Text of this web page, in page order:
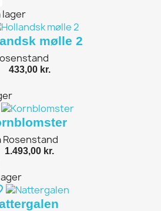
lager
mølle 2
433,00 kr.
Rosenstand
1.493,00 kr.